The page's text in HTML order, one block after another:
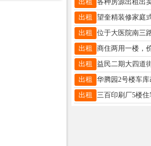
出租
出租
出租
出租
出租
出租
出租